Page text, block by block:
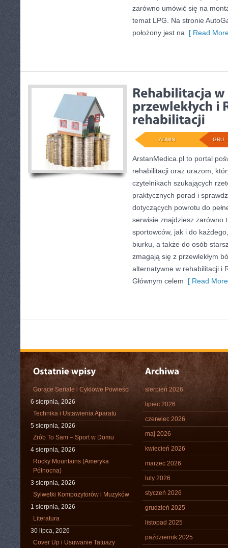
zarówno umówić się na
temat LPG. Na stronie
położony jest na [ Read
GRU
ADMIN
ArstanMedica.pl to portal
rehabilitacji oraz urazom,
czytelnikach szukających
praktycznych porad i
dotyczących powrotu do
serwisie znajdziesz zarówno
sportowców, jak i do
biurku, a także do osób
zmagają się z przewlekłym
alternatywne w rehabilitacji i
Głównym celem [ Read
Gorące Seriale i Cyklowe Powieści
6 sierpnia, 2026
Technika i Ustawienia Aparatu
5 sierpnia, 2026
Zrób To Sam – Sport w Domu
4 sierpnia, 2026
Rocky Mountains (Ameryka
Północna)
3 sierpnia, 2026
Sylwetki Kompozytorów i Muzyków
1 sierpnia, 2026
Literatura
30 lipca, 2026
Cover Up i Usuwanie Tatuaży
sierpień 2026
lipiec 2026
czerwiec 2026
maj 2026
kwiecień 2026
marzec 2026
luty 2026
styczeń 2026
grudzień 2025
listopad 2025
październik 2025